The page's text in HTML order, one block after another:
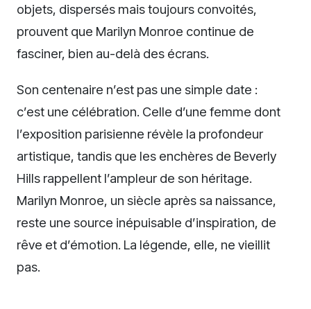
objets, dispersés mais toujours convoités,
prouvent que Marilyn Monroe continue de
fasciner, bien au-delà des écrans.
Son centenaire n’est pas une simple date :
c’est une célébration. Celle d’une femme dont
l’exposition parisienne révèle la profondeur
artistique, tandis que les enchères de Beverly
Hills rappellent l’ampleur de son héritage.
Marilyn Monroe, un siècle après sa naissance,
reste une source inépuisable d’inspiration, de
rêve et d’émotion. La légende, elle, ne vieillit
pas.